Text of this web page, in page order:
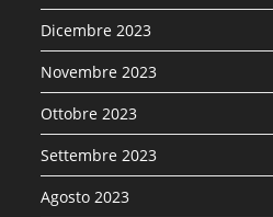
Dicembre 2023
Novembre 2023
Ottobre 2023
Settembre 2023
Agosto 2023